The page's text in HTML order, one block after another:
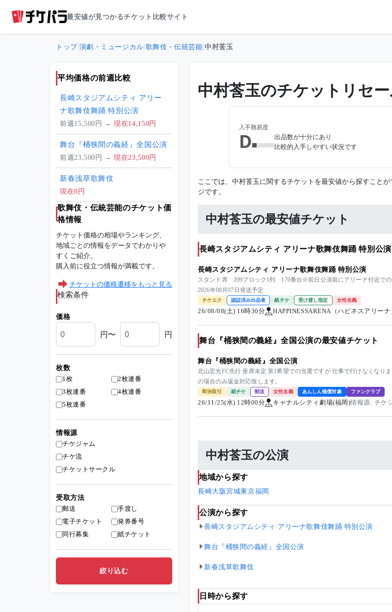
最安値が見つかるチケット比較サイト
トップ/演劇・ミュージカル/歌舞伎・伝統芸能/中村莟玉
中村莟玉のチケットリセ
入手難易度
D
出品数が十分にあり
比較的入手しやすい状況です
ここでは、中村莟玉に関するチケットを最安値から探すこと
ジです。
中村莟玉の最安値チケット
長崎スタジアムシティ アリーナ歌舞伎舞踊 特別公
長崎スタジアムシティ アリーナ歌舞伎舞踊 特別公演
スタンド席 209ブロック1列 170番台※前日公演前にアリーナ付近で
2026年08月07日発送予定
チケエク 認証済み出品者 紙チケ 受け渡し指定 女性名義
26/08/08(土) 16時30分 HAPPINESSARENA（ハピネスアリー
舞台『桶狭間の義経』全国公演の最安値チケット
舞台『桶狭間の義経』全国公演
北山宏光FC先行 座席未定 第1希望での当選ですが 仕事で行けなくなり
の場合のみ返金対応致します。
即決取引 紙チケ 郵送 女性名義 あんしん補償対象 ファンクラブ
26/11/25(水) 12時00分 キャナルシティ劇場(福岡)情報源: チケ
中村莟玉の公演
地域から探す
長崎大阪宮城東京福岡
公演から探す
長崎スタジアムシティ アリーナ歌舞伎舞踊 特別公演
舞台『桶狭間の義経』全国公演
新春浅草歌舞伎
日時から探す
平均価格の前週比較
長崎スタジアムシティ アリー
ナ歌舞伎舞踊 特別公演
前週15,500円 → 現在14,150円
舞台『桶狭間の義経』全国公演
前週23,500円 → 現在23,500円
新春浅草歌舞伎
現在0円
歌舞伎・伝統芸能のチケット価
格情報
チケット価格の相場やランキング、
地域ごとの情報をデータでわかりや
すくご紹介。
購入前に役立つ情報が満載です。
チケットの価格遷移をもっと見る
検索条件
価格
円〜 円
枚数
1枚
2枚連番
3枚連番
4枚連番
5枚連番
情報源
チケジャム
チケ流
チケットサークル
受取方法
郵送
手渡し
電子チケット
発券番号
同行募集
紙チケット